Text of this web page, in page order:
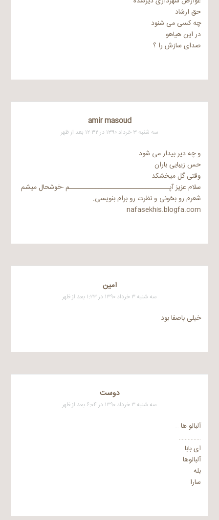
حق ارشاد
چه کسی می شنود
در این هیاهو
صدای سازش را ؟
amir masoud
سه شنبه ۳ خرداد ۱۳۹۰ در ۱۲:۳۲ بعد از ظهر
و چه دیر بیدار می شود
حس زیبایی باران
وقتی گل میخشکد
سلام عزیز آپــــــــــــــــــــــــــــــــــم -خوشحال میشم
شعرم رو بخونی و نظرت رو برام بنویسی.
nafasekhis.blogfa.com
امین
سه شنبه ۳ خرداد ۱۳۹۰ در ۱:۲۳ بعد از ظهر
خیلی باصفا بود
دوست
سه شنبه ۳ خرداد ۱۳۹۰ در ۶:۰۴ بعد از ظهر
آلبالو ها …
……………
ای بابا
آلبالوها
بله
سارا